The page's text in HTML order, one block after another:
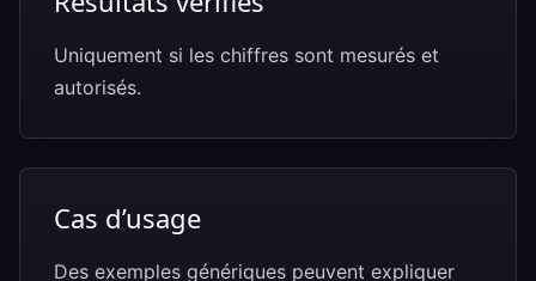
Uniquement si les chiffres sont mesurés et
autorisés.
Cas d’usage
Des exemples génériques peuvent expliquer